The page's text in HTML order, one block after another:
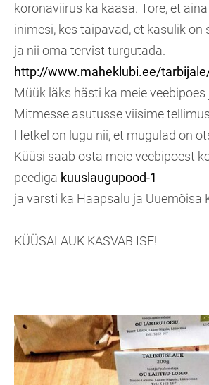
koronaviirus ka kaasa. Tore, et
inimesi, kes taipavad, et kasulik on
ja nii oma tervist turgutada.
http://www.maheklubi.ee/
Müük läks hästi ka meie veebipoes
Mitmesse asutusse viisime
Hetkel on lugu nii, et mugulad on
Küüsi saab osta meie veebipoest
peediga kuuslaugupood-1
ja varsti ka Haapsalu ja Uuemõisa
KÜÜSALAUK KASVAB ISE!